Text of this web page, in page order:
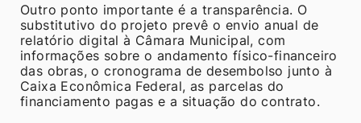
Outro ponto importante é a transparência. O
substitutivo do projeto prevê o envio anual de
relatório digital à Câmara Municipal, com
informações sobre o andamento físico-financeiro
das obras, o cronograma de desembolso junto à
Caixa Econômica Federal, as parcelas do
financiamento pagas e a situação do contrato.